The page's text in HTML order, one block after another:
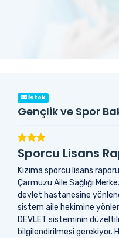
İstek
Gençlik ve Spor
Sporcu Lisans
Kızıma sporcu lisans
Çarmuzu Aile Sağlığı
devlet hastanesine
sistem aile hekimine
DEVLET sisteminin
bilgilendirilmesi gerekiyor.